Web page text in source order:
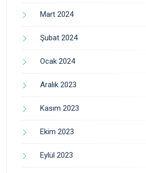
Mart 2024
Şubat 2024
Ocak 2024
Aralık 2023
Kasım 2023
Ekim 2023
Eylül 2023